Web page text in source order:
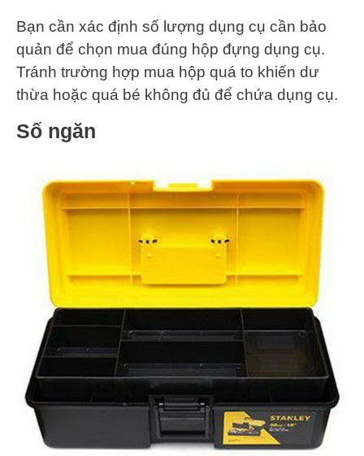
Bạn cần xác định số lượng dụng cụ cần bảo
quản để chọn mua đúng hộp đựng dụng cụ.
Tránh trường hợp mua hộp quá to khiến dư
thừa hoặc quá bé không đủ để chứa dụng cụ.
Số ngăn